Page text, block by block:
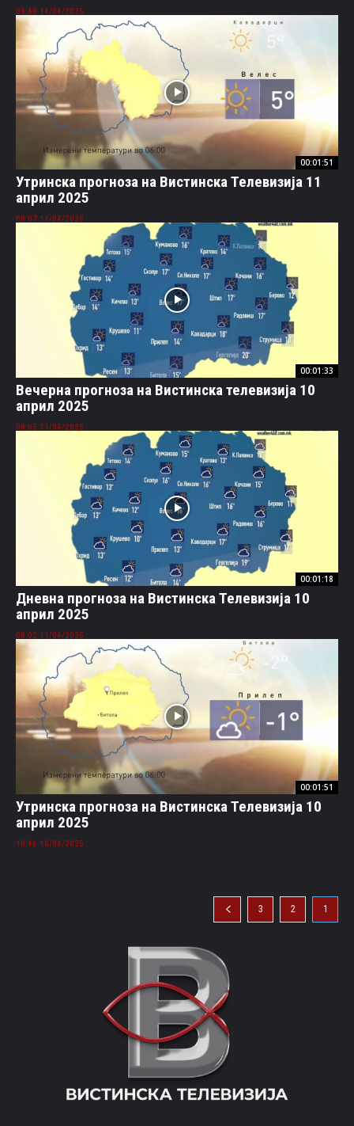
14/04/2025 09:40
00:01:51
Утринска прогноза на Вистинска Телевизија 11
април 2025
11/04/2025 08:07
00:01:33
Вечерна прогноза на Вистинска телевизија 10
април 2025
11/04/2025 08:05
00:01:18
Дневна прогноза на Вистинска Телевизија 10
април 2025
11/04/2025 08:02
00:01:51
Утринска прогноза на Вистинска Телевизија 10
април 2025
10/04/2025 10:46
1
2
3